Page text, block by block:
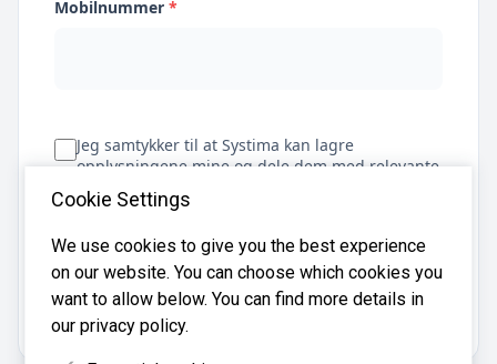
Mobilnummer *
Jeg samtykker til at Systima kan lagre
opplysningene mine og dele dem med relevante
regnskapsbyråer for å hjelpe meg å finne
regnskapsfører
Få tilbud
Cookie Settings
We use cookies to give you the best experience
on our website. You can choose which cookies you
want to allow below. You can find more details in
our privacy policy.